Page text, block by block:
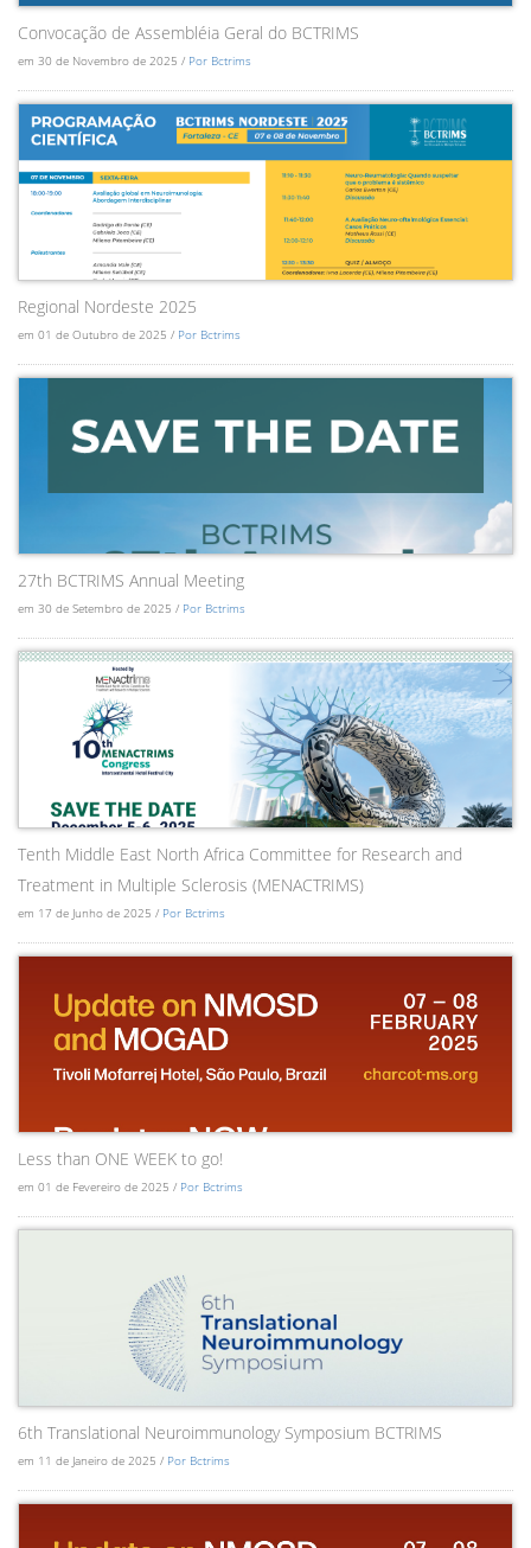
Convocação de Assembléia Geral do BCTRIMS
em 30 de Novembro de 2025 / Por Bctrims
Regional Nordeste 2025
em 01 de Outubro de 2025 / Por Bctrims
27th BCTRIMS Annual Meeting
em 30 de Setembro de 2025 / Por Bctrims
Tenth Middle East North Africa Committee for Research and
Treatment in Multiple Sclerosis (MENACTRIMS)
em 17 de Junho de 2025 / Por Bctrims
Less than ONE WEEK to go!
em 01 de Fevereiro de 2025 / Por Bctrims
6th Translational Neuroimmunology Symposium BCTRIMS
em 11 de Janeiro de 2025 / Por Bctrims